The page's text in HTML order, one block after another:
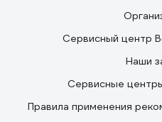
Сервисный центр
Наши
Сервисные
Правила применения